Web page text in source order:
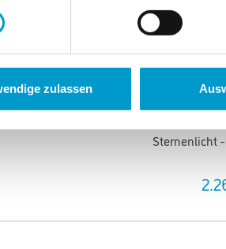
zulassen
Sternenlicht